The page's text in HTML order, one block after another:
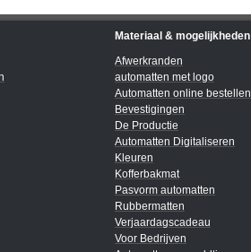
Materiaal & mogelijkheden
Afwerkranden
automatten met logo
Automatten online bestellen
Bevestigingen
De Productie
Automatten Digitaliseren
Kleuren
Kofferbakmat
Pasvorm automatten
Rubbermatten
Verjaardagscadeau
Voor Bedrijven